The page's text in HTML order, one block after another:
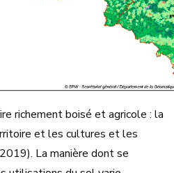
richement boisé et agricole : la
et les cultures et les
La manière dont se